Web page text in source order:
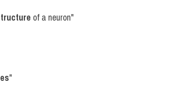
of a neuron"
"